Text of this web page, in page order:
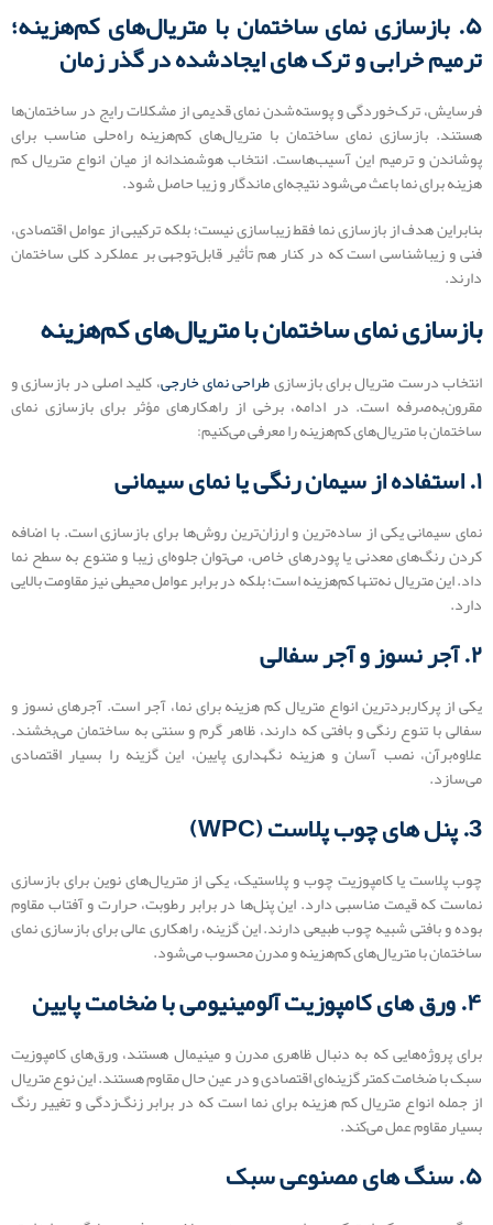
۵. بازسازی نمای ساختمان با متریال‌های کم‌هزینه؛
ترمیم خرابی و ترک‌ های ایجادشده در گذر زمان
فرسایش، ترک‌خوردگی و پوسته‌شدن نمای قدیمی از مشکلات رایج در ساختمان‌ها
هستند. بازسازی نمای ساختمان با متریال‌های کم‌هزینه راه‌حلی مناسب برای
پوشاندن و ترمیم این آسیب‌هاست. انتخاب هوشمندانه از میان انواع متریال کم
هزینه برای نما باعث می‌شود نتیجه‌ای ماندگار و زیبا حاصل شود.
بنابراین هدف از بازسازی نما فقط زیباسازی نیست؛ بلکه ترکیبی از عوامل اقتصادی،
فنی و زیباشناسی است که در کنار هم تأثیر قابل‌توجهی بر عملکرد کلی ساختمان
دارند.
بازسازی نمای ساختمان با متریال‌های کم‌هزینه
انتخاب درست متریال برای بازسازیطراحی نمای خارجی، کلید اصلی در بازسازی و
مقرون‌به‌صرفه است. در ادامه، برخی از راهکارهای مؤثر برای بازسازی نمای
ساختمان با متریال‌های کم‌هزینه را معرفی می‌کنیم:
۱. استفاده از سیمان رنگی یا نمای سیمانی
نمای سیمانی یکی از ساده‌ترین و ارزان‌ترین روش‌ها برای بازسازی است. با اضافه
کردن رنگ‌های معدنی یا پودرهای خاص، می‌توان جلوه‌ای زیبا و متنوع به سطح نما
داد. این متریال نه‌تنها کم‌هزینه است؛ بلکه در برابر عوامل محیطی نیز مقاومت بالایی
دارد.
۲. آجر نسوز و آجر سفالی
یکی از پرکاربردترین انواع متریال کم هزینه برای نما، آجر است. آجرهای نسوز و
سفالی با تنوع رنگی و بافتی که دارند، ظاهر گرم و سنتی به ساختمان می‌بخشند.
علاوه‌برآن، نصب آسان و هزینه نگهداری پایین، این گزینه را بسیار اقتصادی
می‌سازد.
3. پنل‌ های چوب پلاست (WPC)
چوب پلاست یا کامپوزیت چوب و پلاستیک، یکی از متریال‌های نوین برای بازسازی
نماست که قیمت مناسبی دارد. این پنل‌ها در برابر رطوبت، حرارت و آفتاب مقاوم
بوده و بافتی شبیه چوب طبیعی دارند. این گزینه، راهکاری عالی برای بازسازی نمای
ساختمان با متریال‌های کم‌هزینه و مدرن محسوب می‌شود.
۴. ورق ‌های کامپوزیت آلومینیومی با ضخامت پایین
برای پروژه‌هایی که به دنبال ظاهری مدرن و مینیمال هستند، ورق‌های کامپوزیت
سبک با ضخامت کمتر گزینه‌ای اقتصادی و در عین حال مقاوم هستند. این نوع متریال
از جمله انواع متریال کم هزینه برای نما است که در برابر زنگ‌زدگی و تغییر رنگ
بسیار مقاوم عمل می‌کند.
۵. سنگ‌ های مصنوعی سبک